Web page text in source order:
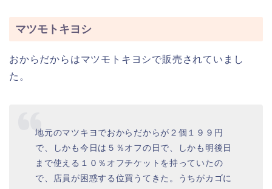
マツモトキヨシ
おからだからはマツモトキヨシで販売されていまし
た。
地元のマツキヨでおからだからが２個１９９円
で、しかも今日は５％オフの日で、しかも明後日
まで使える１０％オフチケットを持っていたの
で、店員が困惑する位買うてきた。うちがカゴに